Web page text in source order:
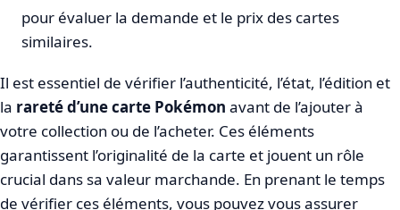
pour évaluer la demande et le prix des cartes
similaires.
Il est essentiel de vérifier l’authenticité, l’état, l’édition et
la rareté d’une carte Pokémon avant de l’ajouter à
votre collection ou de l’acheter. Ces éléments
garantissent l’originalité de la carte et jouent un rôle
crucial dans sa valeur marchande. En prenant le temps
de vérifier ces éléments, vous pouvez vous assurer